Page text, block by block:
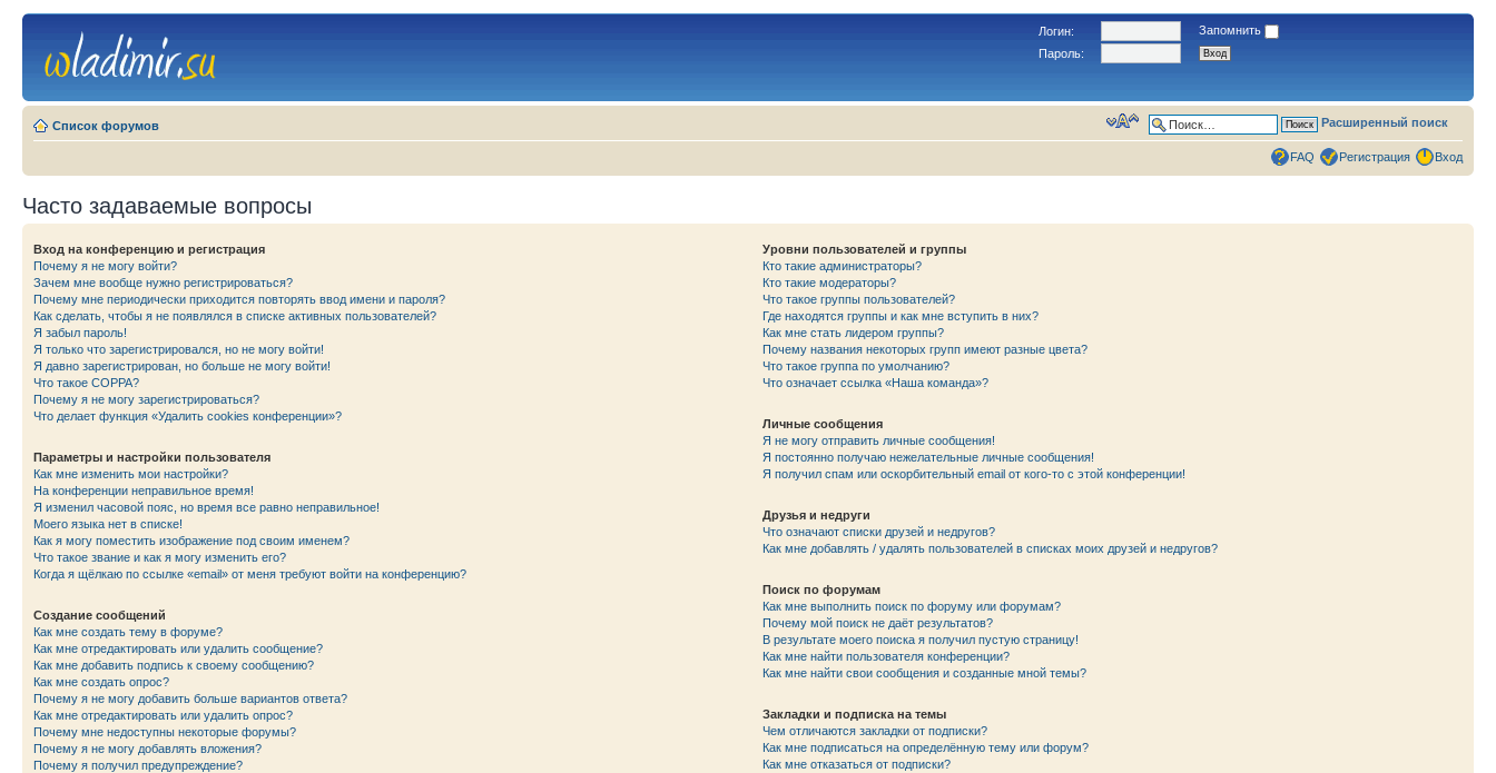
Логин:
Запомнить
Пароль:
Список форумов Расширенный поиск
FAQ Регистрация Вход
Часто задаваемые вопросы
Вход на конференцию и регистрация
Почему я не могу войти?
Зачем мне вообще нужно регистрироваться?
Почему мне периодически приходится повторять ввод имени и пароля?
Как сделать, чтобы я не появлялся в списке активных пользователей?
Я забыл пароль!
Я только что зарегистрировался, но не могу войти!
Я давно зарегистрирован, но больше не могу войти!
Что такое COPPA?
Почему я не могу зарегистрироваться?
Что делает функция «Удалить cookies конференции»?
Параметры и настройки пользователя
Как мне изменить мои настройки?
На конференции неправильное время!
Я изменил часовой пояс, но время все равно неправильное!
Моего языка нет в списке!
Как я могу поместить изображение под своим именем?
Что такое звание и как я могу изменить его?
Когда я щёлкаю по ссылке «email» от меня требуют войти на конференцию?
Создание сообщений
Как мне создать тему в форуме?
Как мне отредактировать или удалить сообщение?
Как мне добавить подпись к своему сообщению?
Как мне создать опрос?
Почему я не могу добавить больше вариантов ответа?
Как мне отредактировать или удалить опрос?
Почему мне недоступны некоторые форумы?
Почему я не могу добавлять вложения?
Почему я получил предупреждение?
Уровни пользователей и группы
Кто такие администраторы?
Кто такие модераторы?
Что такое группы пользователей?
Где находятся группы и как мне вступить в них?
Как мне стать лидером группы?
Почему названия некоторых групп имеют разные цвета?
Что такое группа по умолчанию?
Что означает ссылка «Наша команда»?
Личные сообщения
Я не могу отправить личные сообщения!
Я постоянно получаю нежелательные личные сообщения!
Я получил спам или оскорбительный email от кого-то с этой конференции!
Друзья и недруги
Что означают списки друзей и недругов?
Как мне добавлять / удалять пользователей в списках моих друзей и недругов?
Поиск по форумам
Как мне выполнить поиск по форуму или форумам?
Почему мой поиск не даёт результатов?
В результате моего поиска я получил пустую страницу!
Как мне найти пользователя конференции?
Как мне найти свои сообщения и созданные мной темы?
Закладки и подписка на темы
Чем отличаются закладки от подписки?
Как мне подписаться на определённую тему или форум?
Как мне отказаться от подписки?